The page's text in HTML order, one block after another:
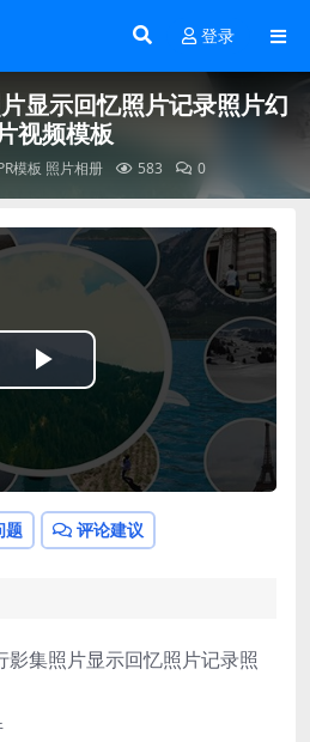
登录
显示回忆照片记录照片幻
视频模板
模板 照片相册 583 0
Play
Video
题 评论建议
影集照片显示回忆照片记录照